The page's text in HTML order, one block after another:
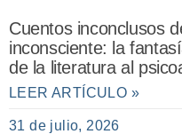
Cuentos inconclusos
inconsciente: la
de la literatura al
LEER ARTÍCULO »
31 de julio, 2026